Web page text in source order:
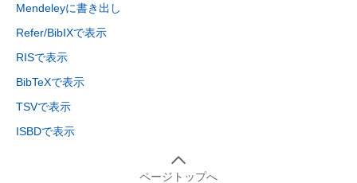
Mendeleyに書き出し
Refer/BibIXで表示
RISで表示
BibTeXで表示
TSVで表示
ISBDで表示
ページトップへ